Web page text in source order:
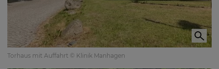
Torhaus mit Auffahrt © Klinik Manhagen